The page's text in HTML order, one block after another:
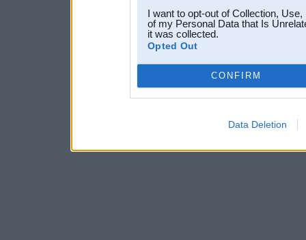
I want to opt-out of Collection,
of my Personal Data that Is
it was collected.
Opted Out
CONFIRM
Data Deletion